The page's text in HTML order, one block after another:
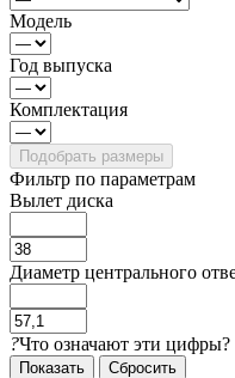
Модель
Год выпуска
Комплектация
Фильтр по параметрам
Вылет диска
Диаметр центрального
?Что означают эти цифры?
Сбросить